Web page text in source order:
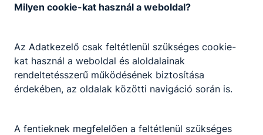
Pákozdon
A 13. osztályos turisztika szakos hallgatók tanulmányi
kirándulása.
Milyen cookie-kat használ a weboldal?
Az Adatkezelő csak feltétlenül szükséges cookie-
kat használ a weboldal és aloldalainak
rendeltetésszerű működésének biztosítása
érdekében, az oldalak közötti navigáció során is.
A fentieknek megfelelően a feltétlenül szükséges